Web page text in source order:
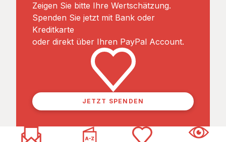
Zeigen Sie bitte Ihre Wertschätzung.
Spenden Sie jetzt mit Bank oder
Kreditkarte
oder direkt über Ihren PayPal Account.
JETZT SPENDEN